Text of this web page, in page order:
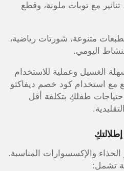
تنانير مع توبات ملونة، وقطع
متنوعة، شورتات رياضية،
اليومي.
الغسيل وعملية للاستخدام
مع استخدام كود خصم ديفاكتو
طفلكِ بتكلفة أقل
الحذاء والإكسسوارات المناسبة.
تشمل: